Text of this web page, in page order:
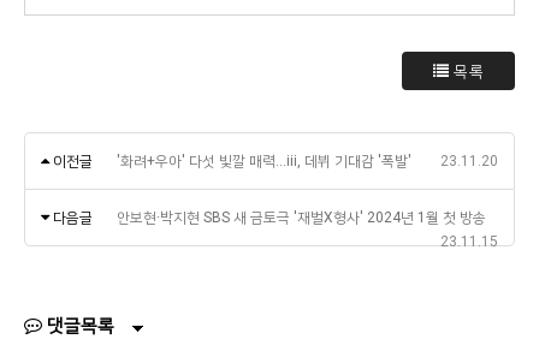
목록
이전글 '화려+우아' 다섯 빛깔 매력…iii, 데뷔 기대감 '폭발' 23.11.20
다음글
안보현·박지현 SBS 새 금토극 '재벌X형사' 2024년 1월 첫 방송
23.11.15
댓글목록